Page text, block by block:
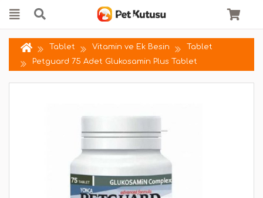
Tablet Vitamin ve Ek Besin
Tablet
Petguard 75 Adet Glukosamin Plus Tablet